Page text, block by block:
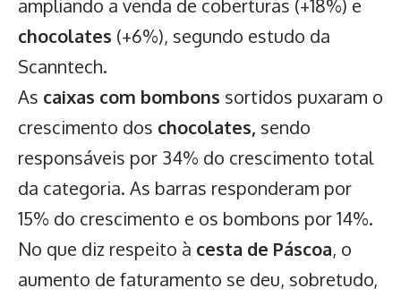
ampliando a venda de coberturas (+18%) e
chocolates (+6%), segundo estudo da
Scanntech.
As caixas com bombons sortidos puxaram o
crescimento dos chocolates, sendo
responsáveis por 34% do crescimento total
da categoria. As barras responderam por
15% do crescimento e os bombons por 14%.
No que diz respeito à cesta de Páscoa, o
aumento de faturamento se deu, sobretudo,